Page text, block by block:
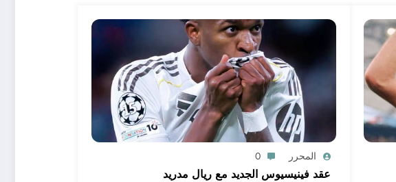
المحرر 0
عقد فينيسيوس الجديد مع ريال مدريد